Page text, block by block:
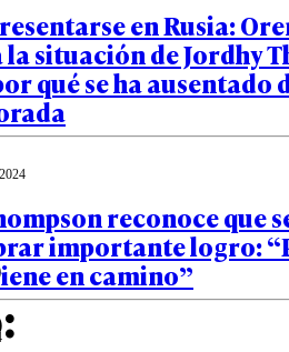
en Rusia:
situación de Jordhy
qué se ha ausentado
reconoce que
importante logro:
en camino”